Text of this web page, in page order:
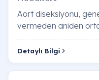
Aort diseksiyonu,
vermeden aniden
tarafından en sık dile
Detaylı Bilgi